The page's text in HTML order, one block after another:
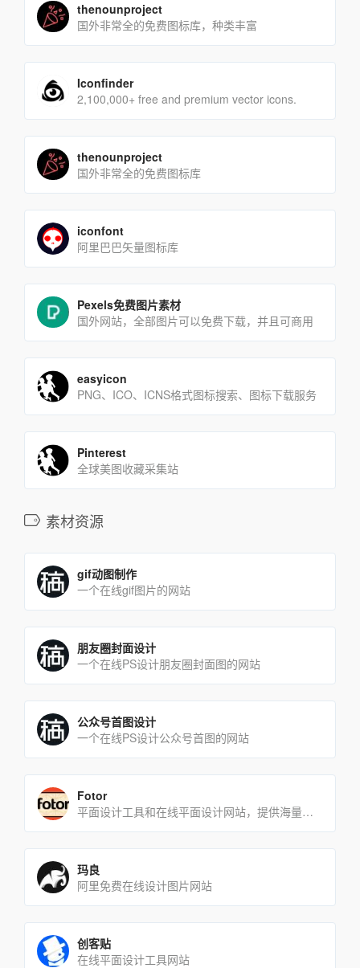
thenounproject
国外非常全的免费图标库，种类丰富
Iconfinder
2,100,000+ free and premium vector icons.
thenounproject
国外非常全的免费图标库
iconfont
阿里巴巴矢量图标库
Pexels免费图片素材
国外网站，全部图片可以免费下载，并且可商用
easyicon
PNG、ICO、ICNS格式图标搜索、图标下载服务
Pinterest
全球美图收藏采集站
素材资源
gif动图制作
一个在线gif图片的网站
朋友圈封面设计
一个在线PS设计朋友圈封面图的网站
公众号首图设计
一个在线PS设计公众号首图的网站
Fotor
平面设计工具和在线平面设计网站，提供海量的素材和模板
玛良
阿里免费在线设计图片网站
创客贴
在线平面设计工具网站